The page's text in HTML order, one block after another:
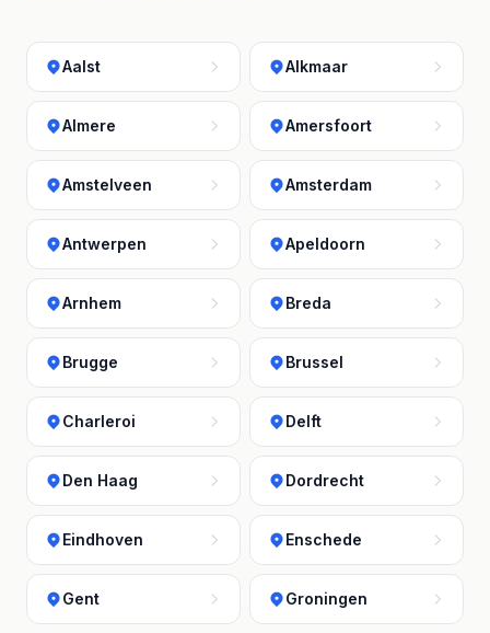
Aalst Alkmaar
Almere Amersfoort
Amstelveen Amsterdam
Antwerpen Apeldoorn
Arnhem Breda
Brugge Brussel
Charleroi Delft
Den Haag Dordrecht
Eindhoven Enschede
Gent Groningen